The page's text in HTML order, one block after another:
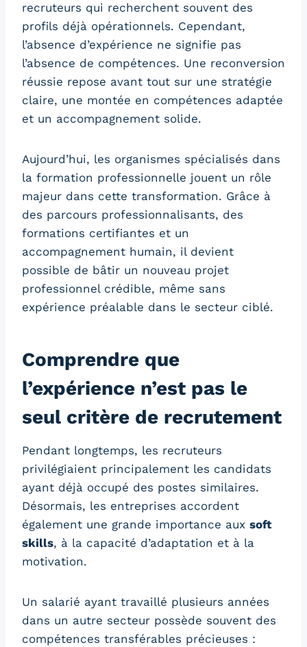
recruteurs qui recherchent souvent des
profils déjà opérationnels. Cependant,
l’absence d’expérience ne signifie pas
l’absence de compétences. Une reconversion
réussie repose avant tout sur une stratégie
claire, une montée en compétences adaptée
et un accompagnement solide.
Aujourd’hui, les organismes spécialisés dans
la formation professionnelle jouent un rôle
majeur dans cette transformation. Grâce à
des parcours professionnalisants, des
formations certifiantes et un
accompagnement humain, il devient
possible de bâtir un nouveau projet
professionnel crédible, même sans
expérience préalable dans le secteur ciblé.
Comprendre que
l’expérience n’est pas le
seul critère de recrutement
Pendant longtemps, les recruteurs
privilégiaient principalement les candidats
ayant déjà occupé des postes similaires.
Désormais, les entreprises accordent
également une grande importance aux soft
skills, à la capacité d’adaptation et à la
motivation.
Un salarié ayant travaillé plusieurs années
dans un autre secteur possède souvent des
compétences transférables précieuses :